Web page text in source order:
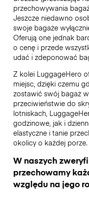
przechowywania
Jeszcze niedawno
swoje bagaże
Oferują one jednak
o cenę i przede
udać i zdeponować
Z kolei LuggageHero
miejsc, dzięki czemu
zostawić swój bagaż
przeciwieństwie do
lotniskach,
godzinowe, jak i
elastyczne i tanie
okolicy o każdej porze.
W naszych
przechowamy
względu na jego